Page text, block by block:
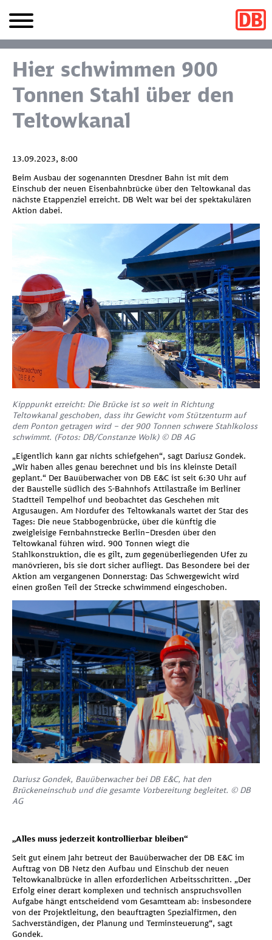
Hier schwimmen 900
Tonnen Stahl über den
Teltowkanal
13.09.2023, 8:00
Beim Ausbau der sogenannten Dresdner Bahn ist mit dem
Einschub der neuen Eisenbahnbrücke über den Teltowkanal das
nächste Etappenziel erreicht. DB Welt war bei der spektakulären
Aktion dabei.
Kipppunkt erreicht: Die Brücke ist so weit in Richtung
Teltowkanal geschoben, dass ihr Gewicht vom Stützenturm auf
dem Ponton getragen wird – der 900 Tonnen schwere Stahlkoloss
schwimmt. (Fotos: DB/Constanze Wolk) © DB AG
„Eigentlich kann gar nichts schiefgehen“, sagt Dariusz Gondek.
„Wir haben alles genau berechnet und bis ins kleinste Detail
geplant.“ Der Bauüberwacher von DB E&C ist seit 6:30 Uhr auf
der Baustelle südlich des S-Bahnhofs Attilastraße im Berliner
Stadtteil Tempelhof und beobachtet das Geschehen mit
Argusaugen. Am Nordufer des Teltowkanals wartet der Star des
Tages: Die neue Stabbogenbrücke, über die künftig die
zweigleisige Fernbahnstrecke Berlin–Dresden über den
Teltowkanal führen wird. 900 Tonnen wiegt die
Stahlkonstruktion, die es gilt, zum gegenüberliegenden Ufer zu
manövrieren, bis sie dort sicher aufliegt. Das Besondere bei der
Aktion am vergangenen Donnerstag: Das Schwergewicht wird
einen großen Teil der Strecke schwimmend eingeschoben.
Dariusz Gondek, Bauüberwacher bei DB E&C, hat den
Brückeneinschub und die gesamte Vorbereitung begleitet. © DB
AG
„Alles muss jederzeit kontrollierbar bleiben“
Seit gut einem Jahr betreut der Bauüberwacher der DB E&C im
Auftrag von DB Netz den Aufbau und Einschub der neuen
Teltowkanalbrücke in allen erforderlichen Arbeitsschritten. „Der
Erfolg einer derart komplexen und technisch anspruchsvollen
Aufgabe hängt entscheidend vom Gesamtteam ab: insbesondere
von der Projektleitung, den beauftragten Spezialfirmen, den
Sachverständigen, der Planung und Terminsteuerung“, sagt
Gondek.